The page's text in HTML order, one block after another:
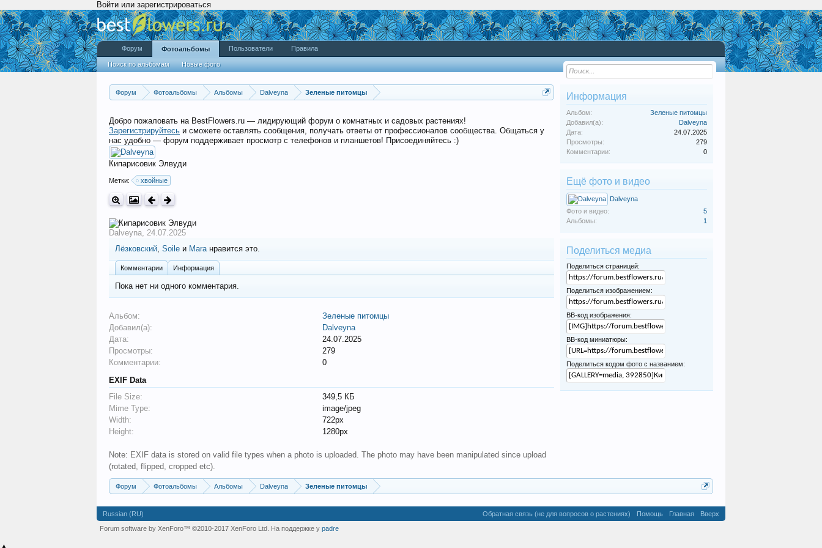
Войти или зарегистрироваться
Форум Фотоальбомы Альбомы Dalveyna Зеленые питомцы
Добро пожаловать на BestFlowers.ru — лидирующий форум о комнатных и садовых растениях!
Зарегистрируйтесь и сможете оставлять сообщения, получать ответы от профессионалов сообщества. Общаться у
нас удобно — форум поддерживает просмотр с телефонов и планшетов! Присоединяйтесь :)
Кипарисовик Элвуди
Метки: хвойные
Dalveyna, 24.07.2025
Лёзковский, Soile и Maraнравится это.
Комментарии Информация
Пока нет ни одного комментария.
Альбом:
Зеленые питомцы
Добавил(а):
Dalveyna
Дата:
24.07.2025
Просмотры:
279
Комментарии:
0
EXIF Data
File Size:
349,5 КБ
Mime Type:
image/jpeg
Width:
722px
Height:
1280px
Note: EXIF data is stored on valid file types when a photo is uploaded. The photo may have been manipulated since upload
(rotated, flipped, cropped etc).
Информация
Альбом:
Зеленые питомцы
Добавил(а):
Dalveyna
Дата:
24.07.2025
Просмотры:
279
Комментарии:
0
Ещё фото и видео
Dalveyna
Фото и видео:
5
Альбомы:
1
Поделиться медиа
Поделиться страницей:
Поделиться изображением:
BB-код изображения:
BB-код миниатюры:
Поделиться кодом фото с названием:
Форум Фотоальбомы Альбомы Dalveyna Зеленые питомцы
Форум Фотоальбомы
Поиск по альбомам Новые фото
Пользователи Правила
Russian (RU) Обратная связь (не для вопросов о растениях) Помощь Главная
Вверх
Forum software by XenForo™ ©2010-2017 XenForo Ltd. На поддержке у padre